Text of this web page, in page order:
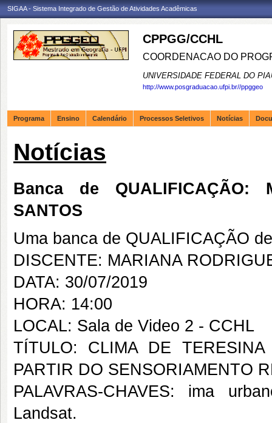
SIGAA - Sistema Integrado de Gestão de Atividades Acadêmicas
CPPGG/CCHL
COORDENACAO DO
UNIVERSIDADE FEDERAL DO
http://www.posgraduacao.ufpi.br//ppggeo
Programa Ensino Calendário Processos Seletivos Notícias
Notícias
Banca de QUALIFICAÇÃO:
SANTOS
Uma banca de QUALIFICAÇÃO
DISCENTE: MARIANA
DATA: 30/07/2019
HORA: 14:00
LOCAL: Sala de Video 2 - CCHL
TÍTULO: CLIMA DE
PARTIR DO SENSORIAMENTO
PALAVRAS-CHAVES: ima
Landsat.